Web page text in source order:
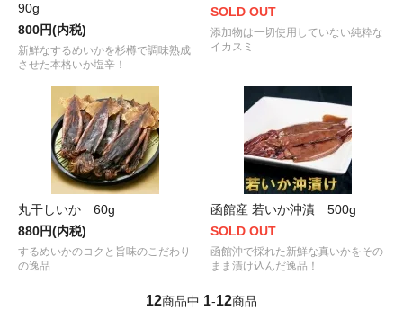
90g
800円(内税)
新鮮なするめいかを杉樽で調味熟成
させた本格いか塩辛！
SOLD OUT
添加物は一切使用していない純粋な
イカスミ
丸干しいか 60g
880円(内税)
するめいかのコクと旨味のこだわり
の逸品
函館産 若いか沖漬 500g
SOLD OUT
函館沖で採れた新鮮な真いかをその
まま漬け込んだ逸品！
12商品中 1-12商品